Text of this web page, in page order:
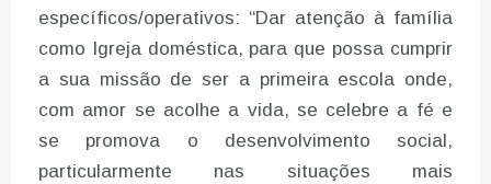
específicos/operativos: “Dar atenção à família
como Igreja doméstica, para que possa cumprir
a sua missão de ser a primeira escola onde,
com amor se acolhe a vida, se celebre a fé e
se promova o desenvolvimento social,
particularmente nas situações mais